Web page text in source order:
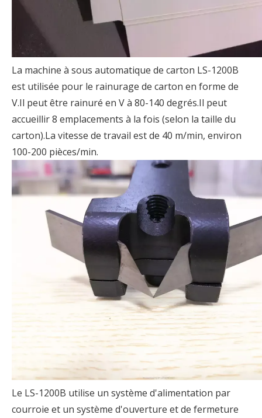
La machine à sous automatique de carton LS-1200B
est utilisée pour le rainurage de carton en forme de
V.Il peut être rainuré en V à 80-140 degrés.Il peut
accueillir 8 emplacements à la fois (selon la taille du
carton).La vitesse de travail est de 40 m/min, environ
100-200 pièces/min.
Le LS-1200B utilise un système d'alimentation par
courroie et un système d'ouverture et de fermeture